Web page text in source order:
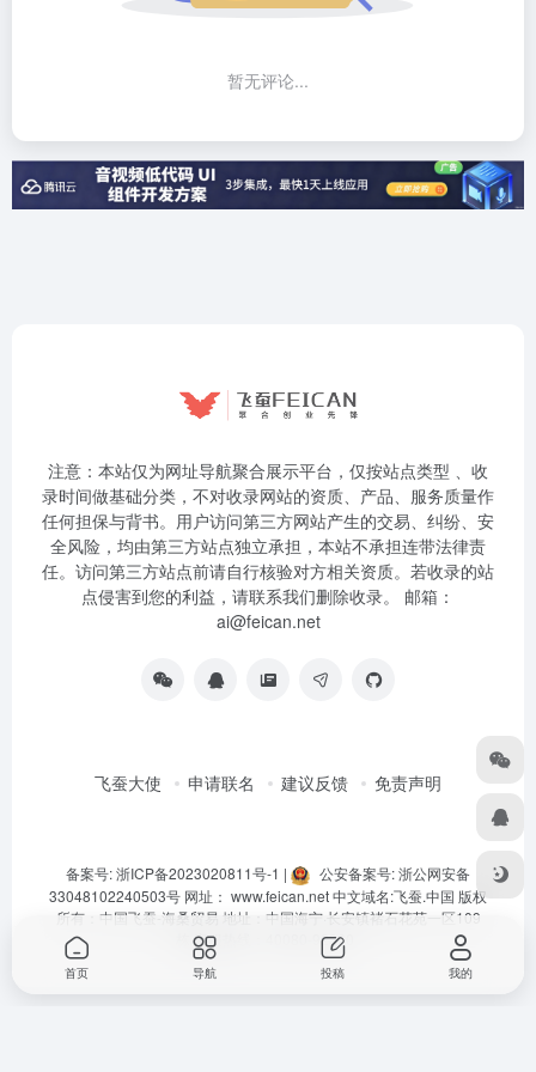
暂无评论...
注意：本站仅为网址导航聚合展示平台，仅按站点类型 、收
录时间做基础分类，不对收录网站的资质、产品、服务质量作
任何担保与背书。用户访问第三方网站产生的交易、纠纷、安
全风险，均由第三方站点独立承担，本站不承担连带法律责
任。访问第三方站点前请自行核验对方相关资质。若收录的站
点侵害到您的利益，请联系我们删除收录。 邮箱：
ai@feican.net
飞蚕大使 申请联名 建议反馈 免责声明
备案号: 浙ICP备2023020811号-1 |
公安备案号: 浙公网安备
33048102240503号 网址： www.feican.net中文域名:飞蚕.中国 版权
所有：中国飞蚕-海桑贸易 地址：中国海宁·长安镇褚石花苑一区109
栋 客服热线：40080-92360
首页 导航 投稿 我的